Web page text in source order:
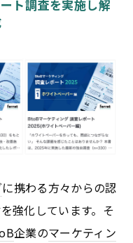
ト調査を実施し解
に携わる方々からの認
強化しています。そ
企業のマーケティン